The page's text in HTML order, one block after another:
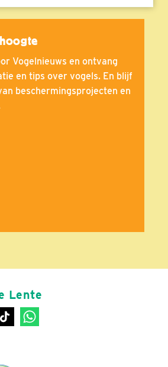
Vogelnieuws en ontvang
en tips over vogels. En blijf
beschermingsprojecten en
Lente